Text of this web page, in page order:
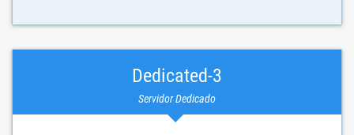
Dedicated-3
Servidor Dedicado